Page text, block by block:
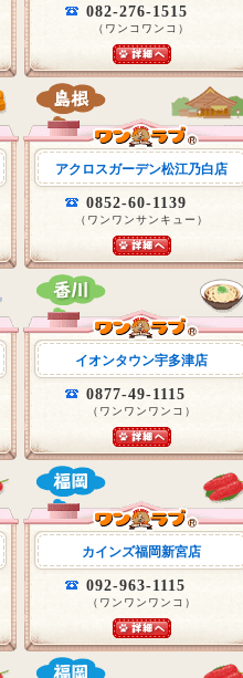
082-276-1515
（ワンコワンコ）
アクロスガーデン松江乃白店
0852-60-1139
（ワンワンサンキュー）
イオンタウン宇多津店
0877-49-1115
（ワンワンワンコ）
カインズ福岡新宮店
092-963-1115
（ワンワンワンコ）